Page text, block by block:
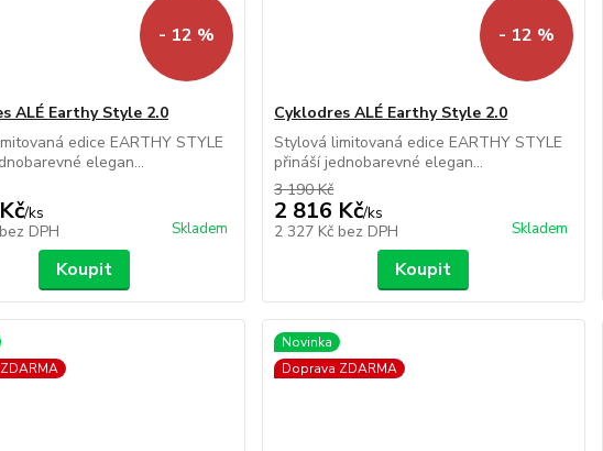
- 12 %
ALÉ Earthy Style 2.0
edice EARTHY STYLE
elegan...
/ks
bez DPH Skladem
Koupit
- 12 %
Cyklodres ALÉ Earthy Style 2.0
Stylová limitovaná edice EARTHY STYLE
přináší jednobarevné elegan...
3 190 Kč
2 816 Kč/ks
2 327 Kč bez DPH Skladem
Koupit
Novinka
Doprava ZDARMA